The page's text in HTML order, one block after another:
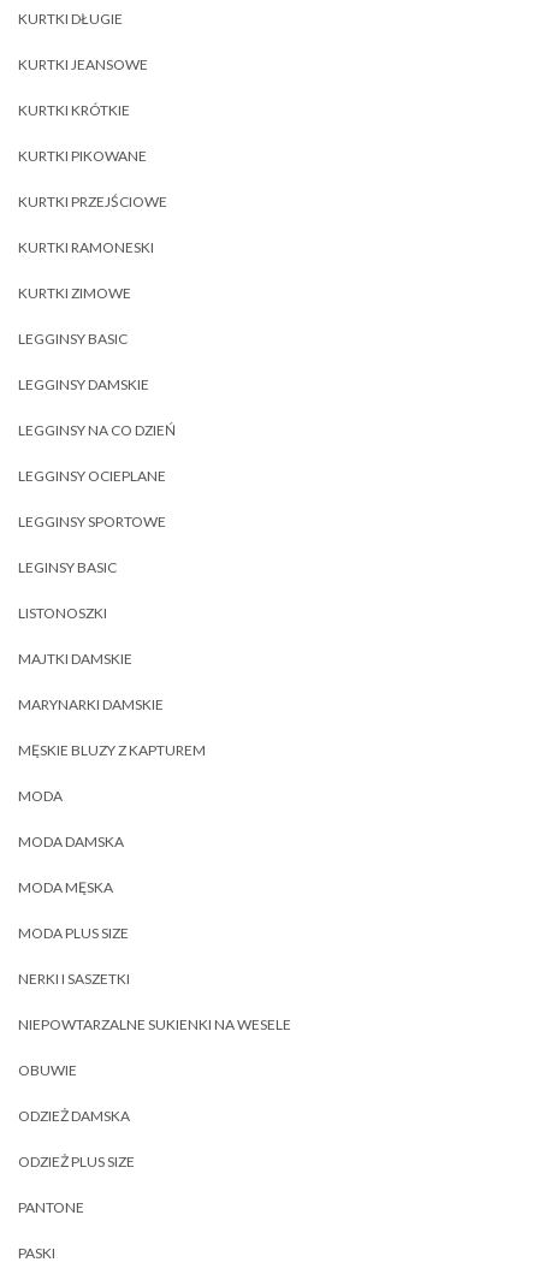
KURTKI DŁUGIE
KURTKI JEANSOWE
KURTKI KRÓTKIE
KURTKI PIKOWANE
KURTKI PRZEJŚCIOWE
KURTKI RAMONESKI
KURTKI ZIMOWE
LEGGINSY BASIC
LEGGINSY DAMSKIE
LEGGINSY NA CO DZIEŃ
LEGGINSY OCIEPLANE
LEGGINSY SPORTOWE
LEGINSY BASIC
LISTONOSZKI
MAJTKI DAMSKIE
MARYNARKI DAMSKIE
MĘSKIE BLUZY Z KAPTUREM
MODA
MODA DAMSKA
MODA MĘSKA
MODA PLUS SIZE
NERKI I SASZETKI
NIEPOWTARZALNE SUKIENKI NA WESELE
OBUWIE
ODZIEŻ DAMSKA
ODZIEŻ PLUS SIZE
PANTONE
PASKI